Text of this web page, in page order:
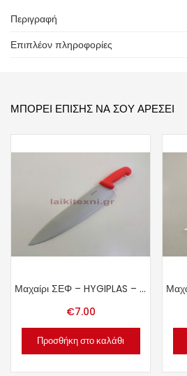
Περιγραφή
Επιπλέον πληροφορίες
ΜΠΟΡΕΊ ΕΠΊΣΗΣ ΝΑ ΣΟΥ ΑΡΈΣΕΙ
Μαχαίρι ΣΕΦ – HYGIPLAS – INOX.
€7.00
Προσθήκη στο καλάθι